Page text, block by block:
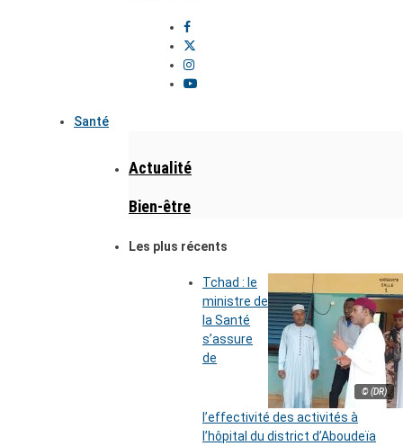
Santé
Actualité
Bien-être
Les plus récents
© (DR)
Tchad : le
ministre de
la Santé
s’assure
de
l’effectivité des activités à
l’hôpital du district d’Aboudeïa